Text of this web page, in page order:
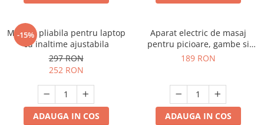
-15%
Masuta pliabila pentru laptop
cu inaltime ajustabila
297 RON
252 RON
ADAUGA IN COS
Aparat electric de masaj
pentru picioare, gambe si
brate
189 RON
ADAUGA IN COS